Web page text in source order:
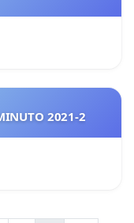
DESCUENTO MATRICULA UNIMINUTO 2021-2